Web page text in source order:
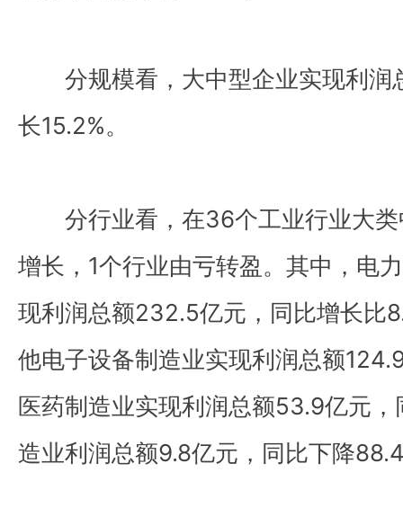
分规模看，大中型企业实现利润
长15.2%。
分行业看，在36个工业行业大
增长，1个行业由亏转盈。其中，电
现利润总额232.5亿元，同比增长比
他电子设备制造业实现利润总额
医药制造业实现利润总额53.9亿元
造业利润总额9.8亿元，同比下降